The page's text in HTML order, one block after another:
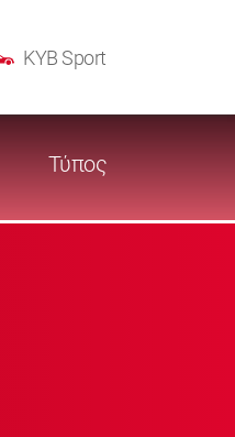
KYB Sport
Τύπος